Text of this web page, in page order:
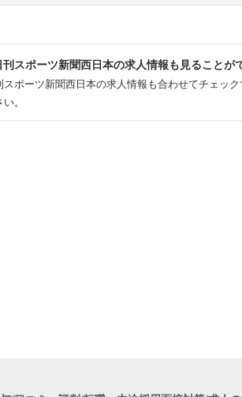
スポーツ新聞西日本の求人情報も見ることが
ポーツ新聞西日本の求人情報も合わせてチェッ
。